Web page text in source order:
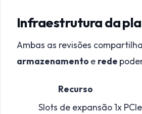
Infraestrutura da
Ambas as revisões
armazenamento e rede
Recurso
Slots de expansão1x